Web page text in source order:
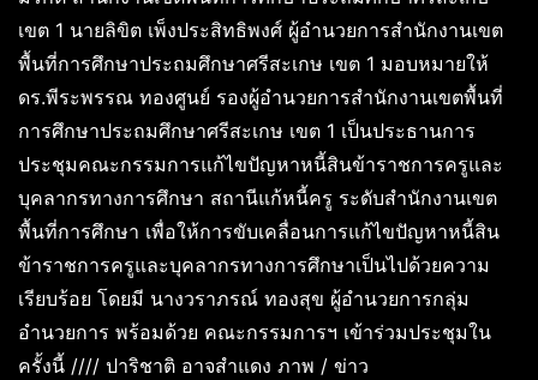
เขต 1 นายลิขิต เพ็งประสิทธิพงศ์ ผู้อำนวยการสำนักงานเขต
พื้นที่การศึกษาประถมศึกษาศรีสะเกษ เขต 1 มอบหมายให้
ดร.พีระพรรณ ทองศูนย์ รองผู้อำนวยการสำนักงานเขตพื้นที่
การศึกษาประถมศึกษาศรีสะเกษ เขต 1 เป็นประธานการ
ประชุมคณะกรรมการแก้ไขปัญหาหนี้สินข้าราชการครูและ
บุคลากรทางการศึกษา สถานีแก้หนี้ครู ระดับสำนักงานเขต
พื้นที่การศึกษา เพื่อให้การขับเคลื่อนการแก้ไขปัญหาหนี้สิน
ข้าราชการครูและบุคลากรทางการศึกษาเป็นไปด้วยความ
เรียบร้อย โดยมี นางวราภรณ์ ทองสุข ผู้อำนวยการกลุ่ม
อำนวยการ พร้อมด้วย คณะกรรมการฯ เข้าร่วมประชุมใน
ครั้งนี้ //// ปาริชาติ อาจสำแดง ภาพ / ข่าว